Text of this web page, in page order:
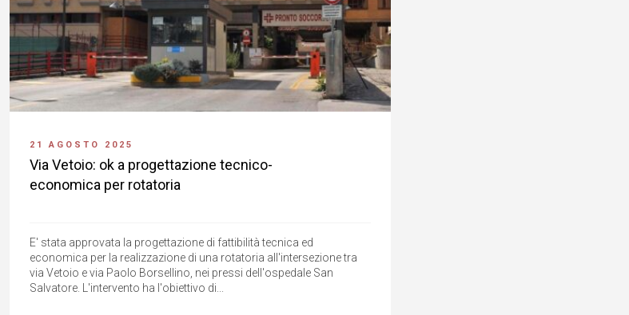
21 AGOSTO 2025
Via Vetoio: ok a progettazione tecnico-
economica per rotatoria
E' stata approvata la progettazione di fattibilità tecnica ed
economica per la realizzazione di una rotatoria all'intersezione tra
via Vetoio e via Paolo Borsellino, nei pressi dell'ospedale San
Salvatore. L'intervento ha l'obiettivo di...